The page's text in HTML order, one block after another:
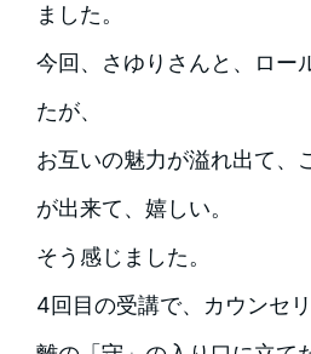
ました。
今回、さゆりさんと、ロー
たが、
お互いの魅力が溢れ出て、
が出来て、嬉しい。
そう感じました。
4回目の受講で、カウンセ